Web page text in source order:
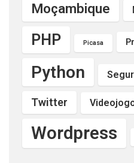
Moçambique
PHP Picasa
Python
Twitter
Wordpress